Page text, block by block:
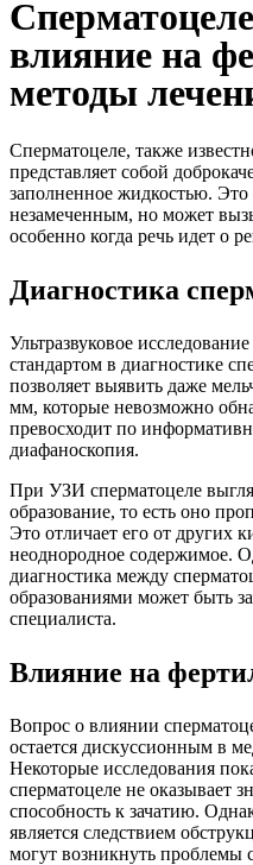
влияние на
методы
Сперматоцеле, также
представляет собой
заполненное жидкостью. Это
незамеченным, но может
особенно когда речь идет о
Диагностика
Ультразвуковое
стандартом в диагностике
позволяет выявить даже
мм, которые невозможно
превосходит по
диафаноскопия.
При УЗИ сперматоцеле
образование, то есть оно
Это отличает его от других
неоднородное содержимое.
диагностика между
образованиями может быть
специалиста.
Влияние на
Вопрос о влиянии
остается дискуссионным в
Некоторые исследования
сперматоцеле не оказывает
способность к зачатию.
является следствием
могут возникнуть проблемы